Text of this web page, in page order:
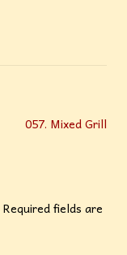
057. Mixed Grill
Required fields are